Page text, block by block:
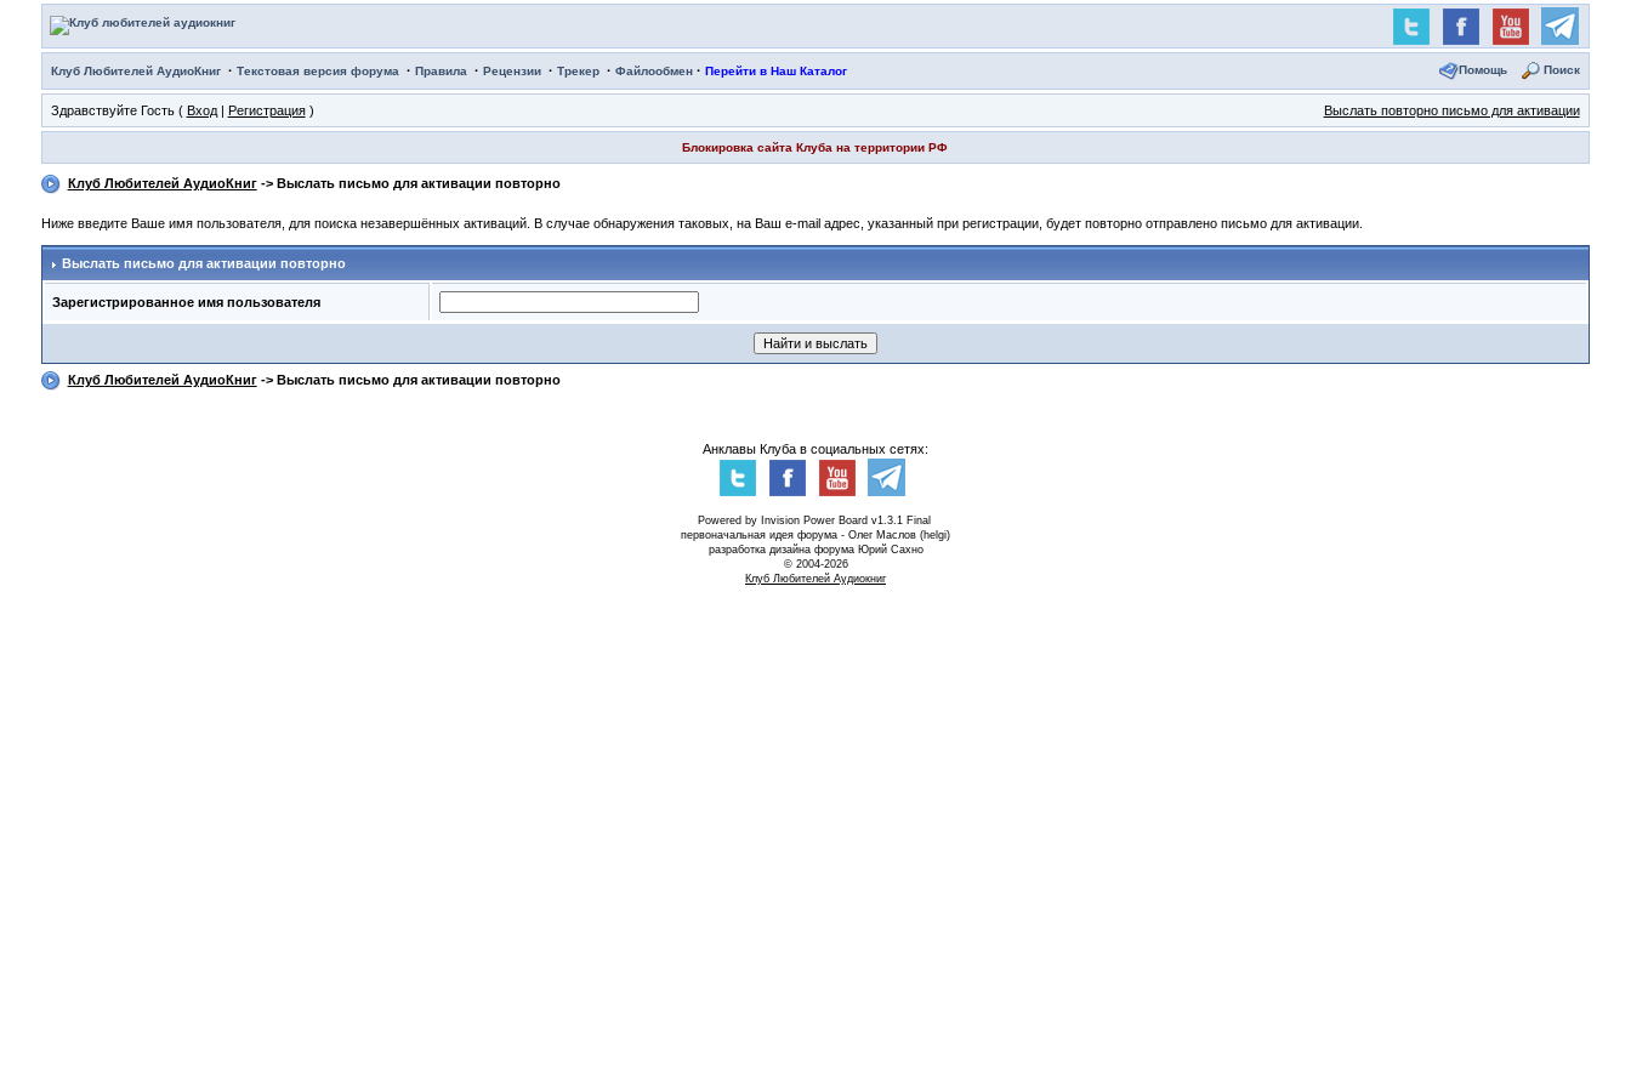
Клуб Любителей АудиоКниг· Текстовая версия форума · Правила · Рецензии· Трекер· Файлообмен· Перейти в Наш Каталог Помощь Поиск
Здравствуйте Гость ( Вход| Регистрация) Выслать повторно письмо для активации
Блокировка сайта Клуба на территории РФ
Клуб Любителей АудиоКниг-> Выслать письмо для активации повторно
Ниже введите Ваше имя пользователя, для поиска незавершённых активаций. В случае обнаружения таковых, на Ваш e-mail адрес, указанный при регистрации, будет повторно отправлено письмо для активации.
Выслать письмо для активации повторно
Зарегистрированное имя пользователя
Клуб Любителей АудиоКниг-> Выслать письмо для активации повторно
Анклавы Клуба в социальных сетях:
Powered by Invision Power Board v1.3.1 Final
первоначальная идея форума - Олег Маслов (helgi)
разработка дизайна форума Юрий Сахно
© 2004-2026
Клуб Любителей Аудиокниг